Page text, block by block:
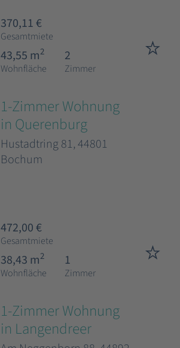
370,11 €
Gesamtmiete
43,55 m2
Wohnfläche
2
Zimmer
1-Zimmer Wohnung
in Querenburg
Hustadtring 81, 44801
Bochum
472,00 €
Gesamtmiete
38,43 m2
Wohnfläche
1
Zimmer
1-Zimmer Wohnung
in Langendreer